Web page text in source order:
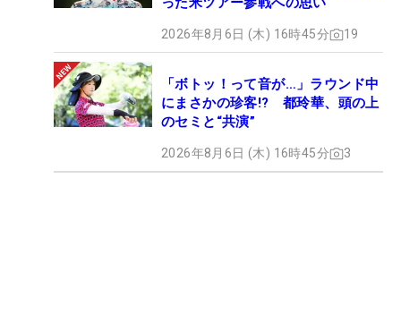
2026年8月6日 (木) 16時45分 19
「ボトッ！って音が…」ラウンド中
にまさかの珍客!? 都玲華、頭の上
のセミと“共演”
2026年8月6日 (木) 16時45分 3